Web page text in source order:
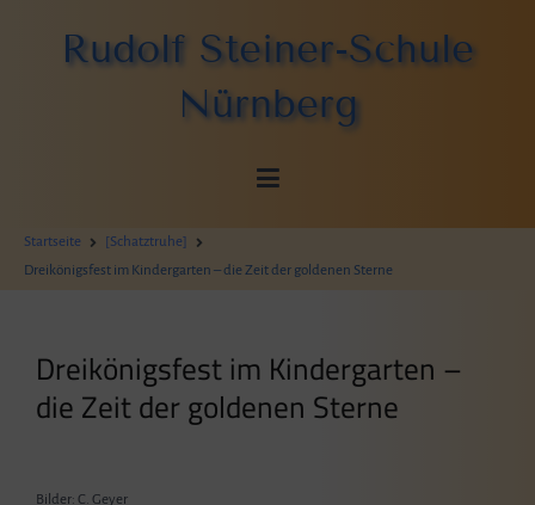
springenRudolf Steiner-Schule
Nürnberg
Startseite
[Schatztruhe]
Dreikönigsfest im Kindergarten – die Zeit der goldenen Sterne
Dreikönigsfest im Kindergarten –
die Zeit der goldenen Sterne
Bilder: C. Geyer